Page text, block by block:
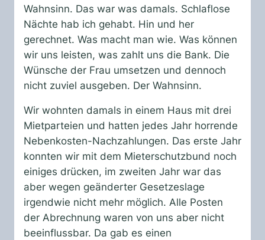
Wahnsinn. Das war was damals. Schlaflose
Nächte hab ich gehabt. Hin und her
gerechnet. Was macht man wie. Was können
wir uns leisten, was zahlt uns die Bank. Die
Wünsche der Frau umsetzen und dennoch
nicht zuviel ausgeben. Der Wahnsinn.
Wir wohnten damals in einem Haus mit drei
Mietparteien und hatten jedes Jahr horrende
Nebenkosten-Nachzahlungen. Das erste Jahr
konnten wir mit dem Mieterschutzbund noch
einiges drücken, im zweiten Jahr war das
aber wegen geänderter Gesetzeslage
irgendwie nicht mehr möglich. Alle Posten
der Abrechnung waren von uns aber nicht
beeinflussbar. Da gab es einen